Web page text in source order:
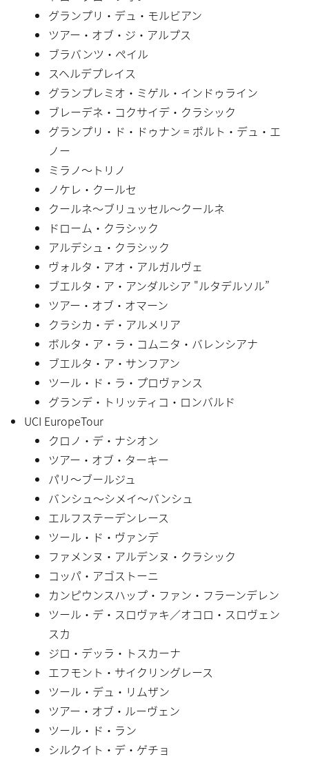
グランプリ・デュ・モルビアン
ツアー・オブ・ジ・アルプス
ブラバンツ・ペイル
スヘルデプレイス
グランプレミオ・ミゲル・インドゥライン
ブレーデネ・コクサイデ・クラシック
グランプリ・ド・ドゥナン = ポルト・デュ・エ
ノー
ミラノ〜トリノ
ノケレ・クールセ
クールネ〜ブリュッセル〜クールネ
ドローム・クラシック
アルデシュ・クラシック
ヴォルタ・アオ・アルガルヴェ
ブエルタ・ア・アンダルシア "ルタデルソル”
ツアー・オブ・オマーン
クラシカ・デ・アルメリア
ボルタ・ア・ラ・コムニタ・バレンシアナ
ブエルタ・ア・サンフアン
ツール・ド・ラ・プロヴァンス
グランデ・トリッティコ・ロンバルド
UCI EuropeTour
クロノ・デ・ナシオン
ツアー・オブ・ターキー
パリ〜ブールジュ
バンシュ〜シメイ〜バンシュ
エルフステーデンレース
ツール・ド・ヴァンデ
ファメンヌ・アルデンヌ・クラシック
コッパ・アゴストーニ
カンピウンスハップ・ファン・フラーンデレン
ツール・デ・スロヴァキ／オコロ・スロヴェン
スカ
ジロ・デッラ・トスカーナ
エフモント・サイクリングレース
ツール・デュ・リムザン
ツアー・オブ・ルーヴェン
ツール・ド・ラン
シルクイト・デ・ゲチョ